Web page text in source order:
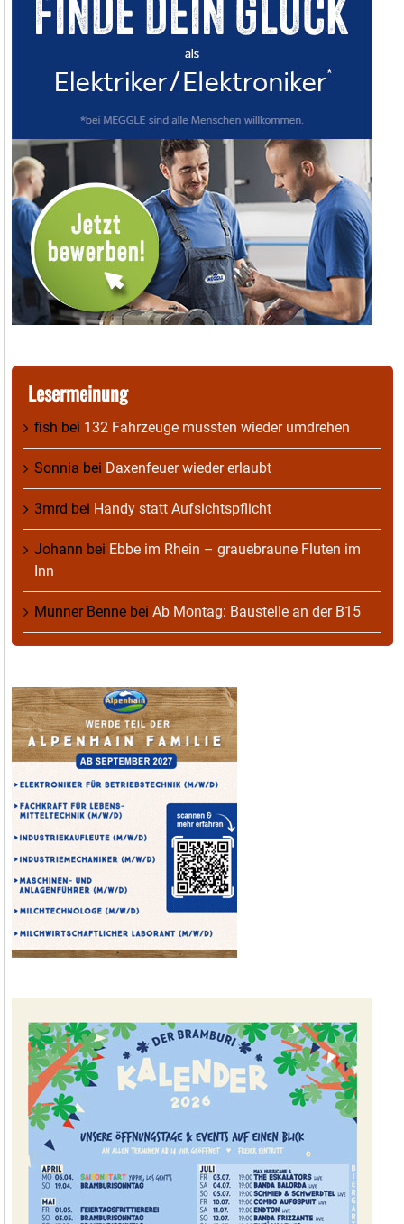
Lesermeinung
fish bei 132 Fahrzeuge mussten wieder umdrehen
Sonnia bei Daxenfeuer wieder erlaubt
3mrd bei Handy statt Aufsichtspflicht
Johann bei Ebbe im Rhein – grauebraune Fluten im
Inn
Munner Benne bei Ab Montag: Baustelle an der B15